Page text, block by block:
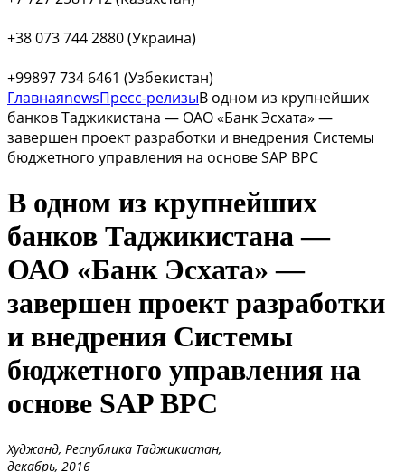
+38 073 744 2880 (Украина)
+99897 734 6461 (Узбекистан)
ГлавнаяnewsПресс-релизыВ одном из крупнейших
банков Таджикистана — ОАО «Банк Эсхата» —
завершен проект разработки и внедрения Системы
бюджетного управления на основе SAP BPC
В одном из крупнейших
банков Таджикистана —
ОАО «Банк Эсхата» —
завершен проект разработки
и внедрения Системы
бюджетного управления на
основе SAP BPC
Худжанд, Республика Таджикистан,
декабрь, 2016